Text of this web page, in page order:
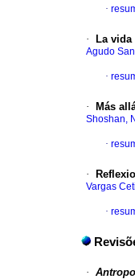
·
· La
Agudo
·
· Más
Shoshan,
·
·
Vargas
·
·